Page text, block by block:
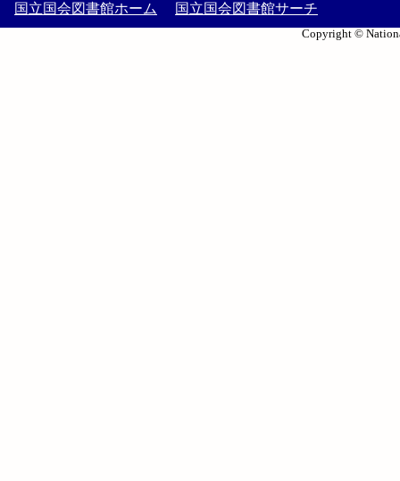
国立国会図書館ホーム 国立国会図書館サーチ
Copyright ©